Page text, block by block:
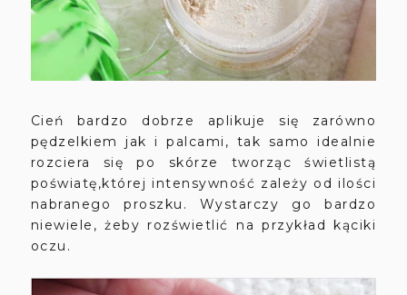
Cień bardzo dobrze aplikuje się zarówno
pędzelkiem jak i palcami, tak samo idealnie
rozciera się po skórze tworząc świetlistą
poświatę,której intensywność zależy od ilości
nabranego proszku. Wystarczy go bardzo
niewiele, żeby rozświetlić na przykład kąciki
oczu.